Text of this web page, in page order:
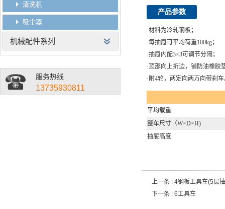
清洗机
吸尘器
机械配件系列
服务热线
13735930811
产品参数
·材料为冷轧钢板；
·每抽屉可平均荷重100kg；
·抽屉内配3×3可调节分隔；
· 顶部向上折边，铺防油橡胶
· 附4轮，两定向两万向带刹
平均载重
整车尺寸（W×D×H)
抽屉高度
上一条 : 4钢板工具车(5层
下一条 : 6工具车